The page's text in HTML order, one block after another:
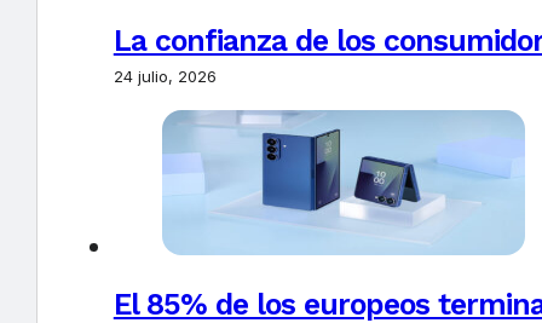
La confianza de los
24 julio, 2026
El 85% de los europeos